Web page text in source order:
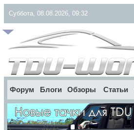
Суббота, 08.08.2026, 09:32
Форум Блоги Обзоры Статьи